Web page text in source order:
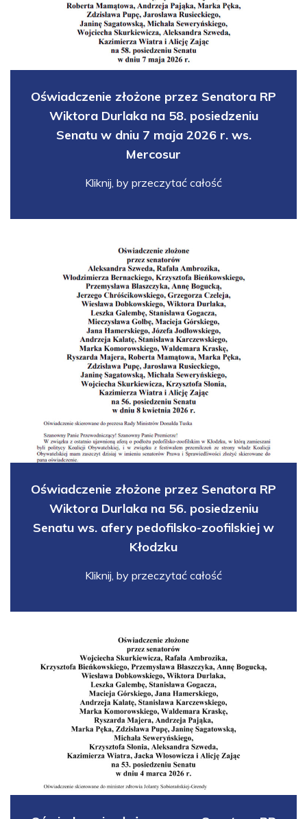
Oświadczenie złożone przez Senatora RP
Wiktora Durlaka na 58. posiedzeniu
Senatu w dniu 7 maja 2026 r. ws.
Mercosur
Kliknij, by przeczytać całość
Oświadczenie złożone przez Senatora RP
Wiktora Durlaka na 56. posiedzeniu
Senatu ws. afery pedofilsko-zoofilskiej w
Kłodzku
Kliknij, by przeczytać całość